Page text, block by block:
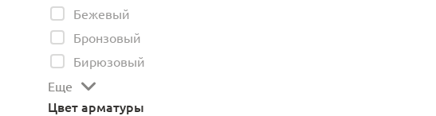
Бежевый
Бронзовый
Бирюзовый
Еще
Цвет арматуры